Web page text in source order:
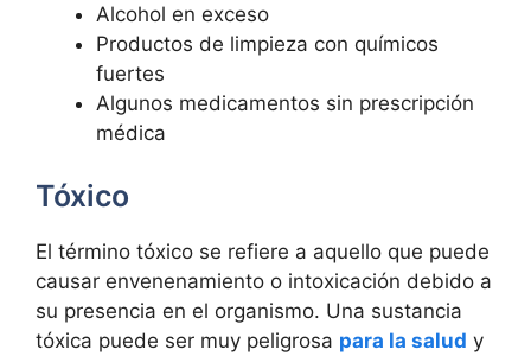
Alcohol en exceso
Productos de limpieza con químicos
fuertes
Algunos medicamentos sin prescripción
médica
Tóxico
El término tóxico se refiere a aquello que puede
causar envenenamiento o intoxicación debido a
su presencia en el organismo. Una sustancia
tóxica puede ser muy peligrosa para la salud y